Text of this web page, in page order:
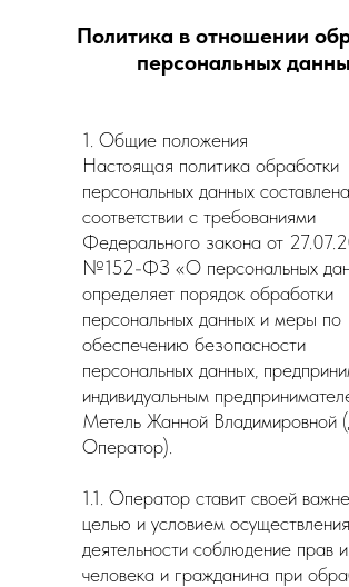
Политика в отношении
персональных
1. Общие положения
Настоящая политика обработки
персональных данных
соответствии с требованиями
Федерального закона от
№152-ФЗ «О персональных
определяет порядок обработки
персональных данных и меры по
обеспечению безопасности
персональных данных,
индивидуальным
Метель Жанной Владимировной
Оператор).
1.1. Оператор ставит своей
целью и условием
деятельности соблюдение прав
человека и гражданина при